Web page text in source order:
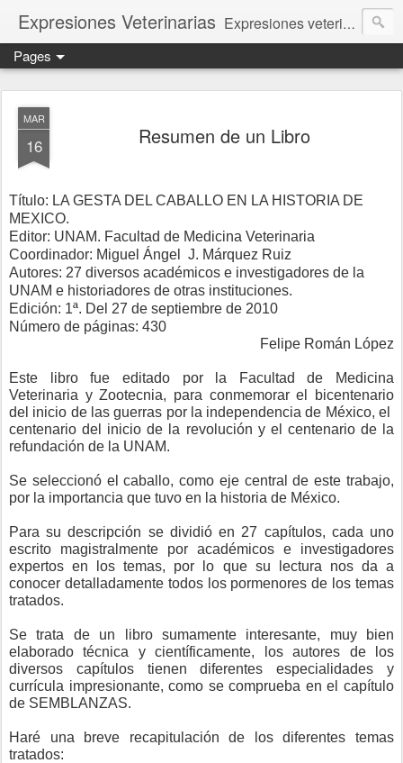
Expresiones Veterinarias Expresiones veterinarias es una publicación en linea de la biblioteca de la Facultad de Veterinaria y Zootecnia de la UNAM
Pages
MAR
16 Resumen de un Libro
Título: LA GESTA DEL CABALLO EN LA HISTORIA DE
MEXICO.
Editor: UNAM. Facultad de Medicina Veterinaria
Coordinador: Miguel Ángel
J. Márquez Ruiz
Autores: 27 diversos académicos e investigadores de la
UNAM e historiadores de otras instituciones.
Edición: 1ª. Del 27 de septiembre de 2010
Número de páginas: 430
Felipe Román López
Este libro fue editado por la Facultad de Medicina
Veterinaria y Zootecnia, para conmemorar el bicentenario
del inicio de las guerras por la independencia de México, el
centenario del inicio de la revolución y el centenario de la
refundación de la UNAM.
Se seleccionó el caballo, como eje central de este trabajo,
por la importancia que tuvo en la historia de México.
Para su descripción se dividió en 27 capítulos, cada uno
escrito magistralmente por académicos e investigadores
expertos en los temas, por lo que su lectura nos da a
conocer detalladamente todos los pormenores de los temas
tratados.
Se trata de un libro sumamente interesante, muy bien
elaborado técnica y científicamente, los autores de los
diversos capítulos tienen diferentes especialidades y
currícula impresionante, como se comprueba en el capítulo
de SEMBLANZAS.
Haré una breve recapitulación de los diferentes temas
tratados: